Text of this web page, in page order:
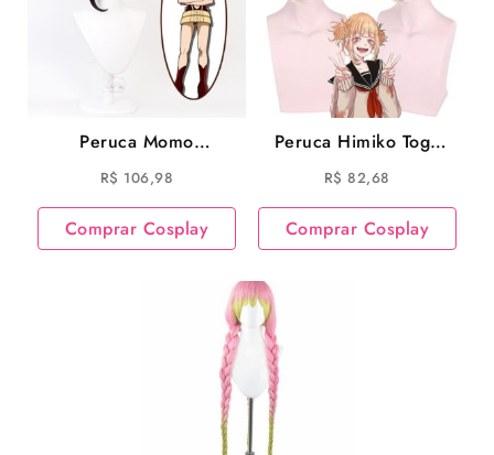
Peruca Momo
Yaoyorozu Cosplay My
Hero Academia
Cosplay
R$ 106,98
Comprar Cosplay
Peruca Himiko Toga
Cosplay My Hero
Academia Cosplay
R$ 82,68
Comprar Cosplay